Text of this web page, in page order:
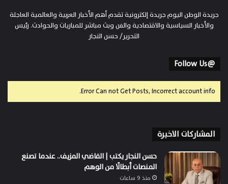
جريدة الوطن اليوم جريدة إلكترونية تقدم أهم الأخبار العربية والعالمية العاجلة
والأخبار السياسية والاقتصادية والفن وبث مباشر للمباريات والحوادث. رئيس
التحرير/ حسن النجار
@Follow Us
Error Can not Get Posts, Incorrect account info.
المشاركات الاخيرة
حسن النجار يكتب | القاضي المزيف.. عندما تصنع
المنصات أبطالًا من الوهم
منذ 9 ساعات